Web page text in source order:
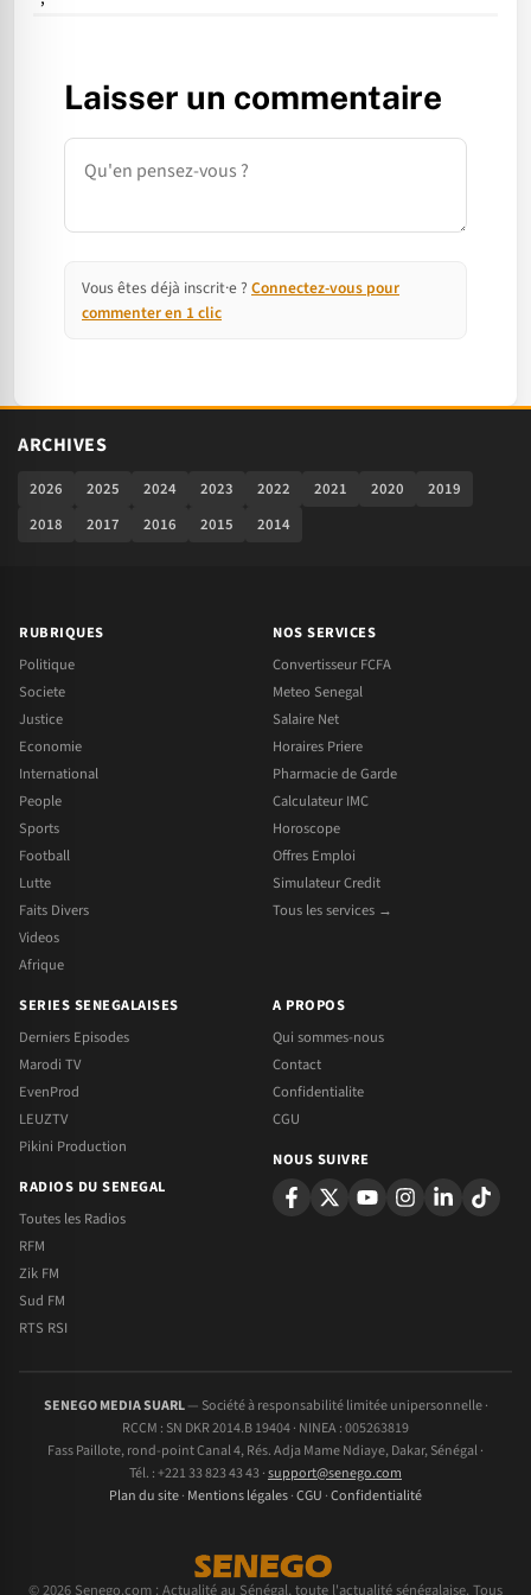
Laisser un commentaire
Commentaire
Vous êtes déjà inscrit·e ? Connectez-vous pour
commenter en 1 clic
ARCHIVES
2026 2025 2024 2023 2022 2021 2020
2019
2018
2017 2016 2015 2014
RUBRIQUES
Politique
Societe
Justice
Economie
International
People
Sports
Football
Lutte
Faits Divers
Videos
Afrique
NOS SERVICES
Convertisseur FCFA
Meteo Senegal
Salaire Net
Horaires Priere
Pharmacie de Garde
Calculateur IMC
Horoscope
Offres Emploi
Simulateur Credit
Tous les services →
SERIES SENEGALAISES
Derniers Episodes
Marodi TV
EvenProd
LEUZTV
Pikini Production
RADIOS DU SENEGAL
Toutes les Radios
RFM
Zik FM
Sud FM
RTS RSI
A PROPOS
Qui sommes-nous
Contact
Confidentialite
CGU
NOUS SUIVRE
SENEGO MEDIA SUARL— Société à responsabilité limitée unipersonnelle ·
RCCM : SN DKR 2014.B 19404 · NINEA : 005263819
Fass Paillote, rond-point Canal 4, Rés. Adja Mame Ndiaye, Dakar, Sénégal ·
Tél. : +221 33 823 43 43 ·support@senego.com
Plan du site· Mentions légales·CGU ·Confidentialité
© 2026 Senego.com : Actualité au Sénégal, toute l'actualité sénégalaise. Tous